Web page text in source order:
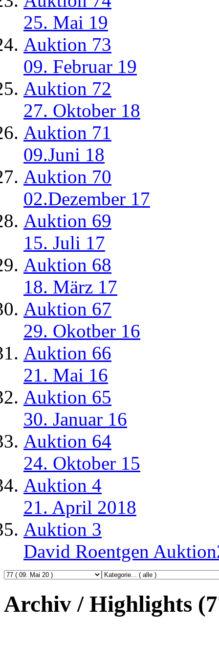
25. Mai 19
Auktion 73
09. Februar 19
Auktion 72
27. Oktober 18
Auktion 71
09.Juni 18
Auktion 70
02.Dezember 17
Auktion 69
15. Juli 17
Auktion 68
18. März 17
Auktion 67
29. Okotber 16
Auktion 66
21. Mai 16
Auktion 65
30. Januar 16
Auktion 64
24. Oktober 15
Auktion 4
21. April 2018
Auktion 3
David Roentgen
Archiv / Highlights